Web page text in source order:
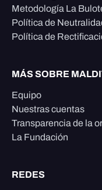
Metodología La
Política de
Política de
MÁS SOBRE
Equipo
Nuestras cuentas
Transparencia de la
La Fundación
REDES